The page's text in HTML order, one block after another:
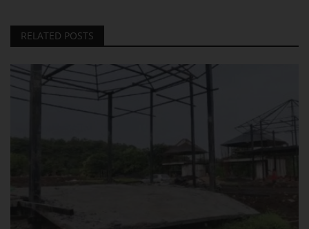
RELATED POSTS